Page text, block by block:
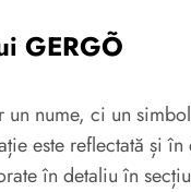
GERGÕ
un nume, ci un
este reflectată și
în detaliu în